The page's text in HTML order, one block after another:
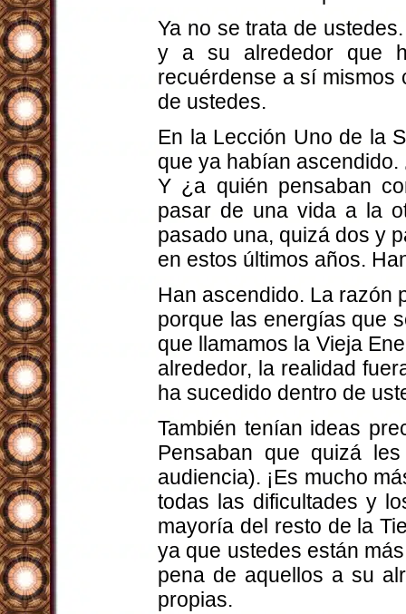
Ya no se trata de
y a su alrededor que
recuérdense a sí mismos
de ustedes.
En la Lección Uno de la
que ya habían
Y ¿a quién pensaban
pasar de una vida a la
pasado una, quizá dos y
en estos últimos años.
Han ascendido. La razón
porque las energías que
que llamamos la Vieja
alrededor, la realidad
ha sucedido dentro de
También tenían ideas
Pensaban que quizá
audiencia). ¡Es mucho
todas las dificultades y
mayoría del resto de la
ya que ustedes están
pena de aquellos a su
propias.